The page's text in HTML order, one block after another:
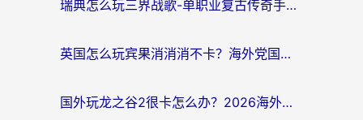
瑞典怎么玩三界战歌-单职业复古传奇手游？海外党国服游戏加速终极指南
英国怎么玩宾果消消消不卡？海外党国服游戏加速终极攻略（附守望第九大陆解决办法）
国外玩龙之谷2很卡怎么办？2026海外党必看的国服游戏加速全攻略